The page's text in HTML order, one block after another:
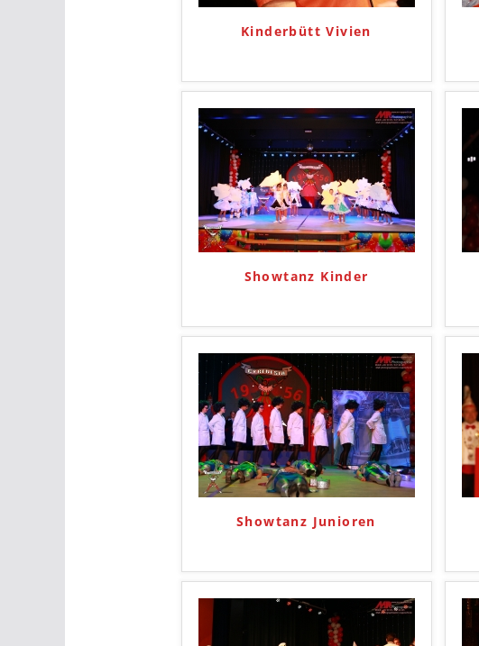
Kinderbütt Vivien
Showtanz Kinder
Showtanz Junioren